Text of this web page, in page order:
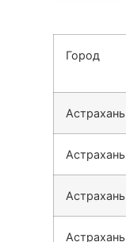
Город
Астрахань
Астрахань
Астрахань
Астрахань